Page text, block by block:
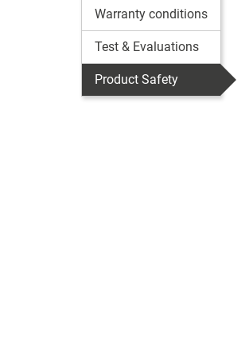
Warranty conditions
Test & Evaluations
Product Safety